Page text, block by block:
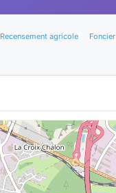
Recensement agricole Foncier